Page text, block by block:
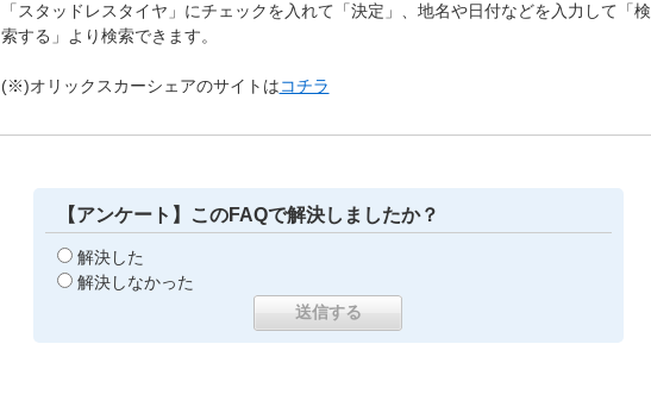
「スタッドレスタイヤ」にチェックを入れて「決定」、地名や日付などを入力して「検
索する」より検索できます。
(※)オリックスカーシェアのサイトはコチラ
【アンケート】このFAQで解決しましたか？
解決した
解決しなかった